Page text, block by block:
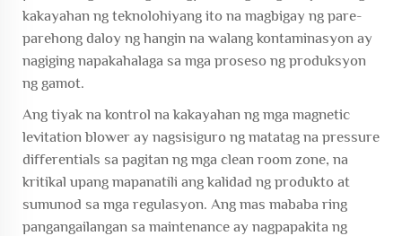
kakayahan ng teknolohiyang ito na magbigay ng pare-
parehong daloy ng hangin na walang kontaminasyon ay
nagiging napakahalaga sa mga proseso ng produksyon
ng gamot.
Ang tiyak na kontrol na kakayahan ng mga magnetic
levitation blower ay nagsisiguro ng matatag na pressure
differentials sa pagitan ng mga clean room zone, na
kritikal upang mapanatili ang kalidad ng produkto at
sumunod sa mga regulasyon. Ang mas mababa ring
pangangailangan sa maintenance ay nagpapakita ng